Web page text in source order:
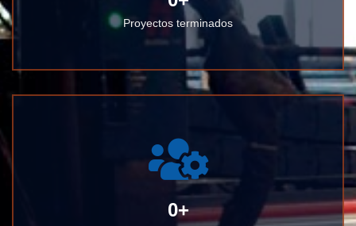
Proyectos terminados
0+